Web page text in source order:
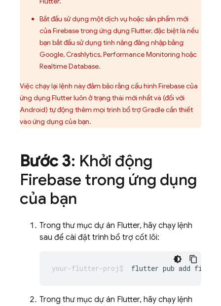
Bắt đầu sử dụng một dịch vụ hoặc sản phẩm mới
của Firebase trong ứng dụng Flutter, đặc biệt là nếu
bạn bắt đầu sử dụng tính năng đăng nhập bằng
Google,Crashlytics,Performance Monitoring hoặc
Realtime Database.
Việc chạy lại lệnh này đảm bảo rằng cấu hình Firebase của
ứng dụng Flutter luôn ở trạng thái mới nhất và (đối với
Android) tự động thêm mọi trình bổ trợ Gradle cần thiết
vào ứng dụng của bạn.
Bước 3: Khởi động
Firebase trong ứng dụng
của bạn
Trong thư mục dự án Flutter, hãy chạy lệnh
sau để cài đặt trình bổ trợ cốt lõi:
flutter pub add
Trong thư mục dự án Flutter, hãy chạy lệnh